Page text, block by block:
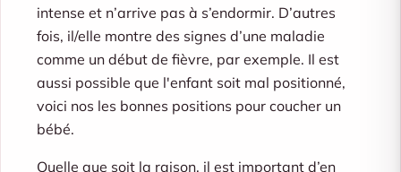
intense et n’arrive pas à s’endormir. D’autres
fois, il/elle montre des signes d’une maladie
comme un début de fièvre, par exemple. Il est
aussi possible que l'enfant soit mal positionné,
voici nos les bonnes positions pour coucher un
bébé.
Quelle que soit la raison, il est important d’en